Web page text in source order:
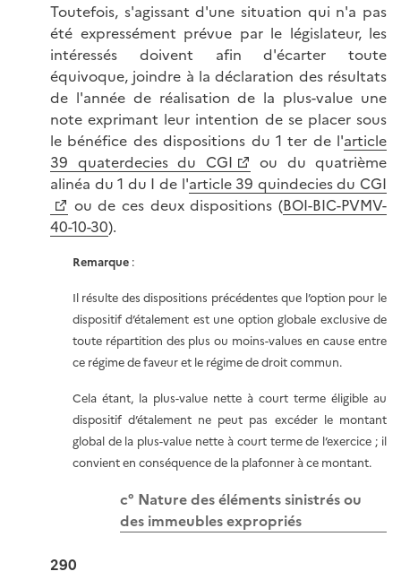
Toutefois, s'agissant d'une situation qui n'a pas
été expressément prévue par le législateur, les
intéressés doivent afin d'écarter toute
équivoque, joindre à la déclaration des résultats
de l'année de réalisation de la plus-value une
note exprimant leur intention de se placer sous
le bénéfice des dispositions du 1 ter de l'article
39 quaterdecies du CGI
ou du quatrième
alinéa du 1 du I de l'article 39 quindecies du CGI
ou de ces deux dispositions (BOI-BIC-PVMV-
40-10-30).
Remarque:
Il résulte des dispositions précédentes que l’option pour le
dispositif d’étalement est une option globale exclusive de
toute répartition des plus ou moins-values en cause entre
ce régime de faveur et le régime de droit commun.
Cela étant, la plus-value nette à court terme éligible au
dispositif d’étalement ne peut pas excéder le montant
global de la plus-value nette à court terme de l’exercice ; il
convient en conséquence de la plafonner à ce montant.
c° Nature des éléments sinistrés ou
des immeubles expropriés
290